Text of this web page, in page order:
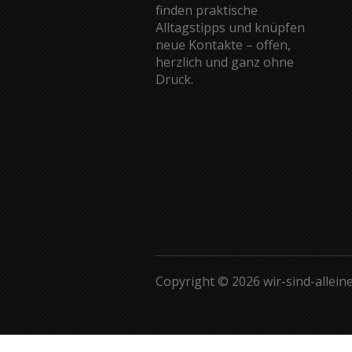
finden praktische
Alltagstipps und knüpfen
neue Kontakte – offen,
herzlich und ganz ohne
Druck.
Copyright © 2026 wir-sind-